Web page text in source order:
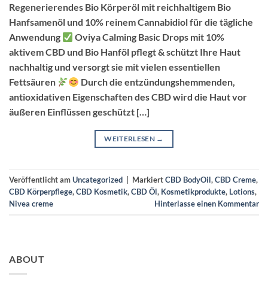
Regenerierendes Bio Körperöl mit reichhaltigem Bio
Hanfsamenöl und 10% reinem Cannabidiol für die tägliche
Anwendung
Oviya Calming Basic Drops mit 10%
aktivem CBD und Bio Hanföl pflegt & schützt Ihre Haut
nachhaltig und versorgt sie mit vielen essentiellen
Fettsäuren
Durch die entzündungshemmenden,
antioxidativen Eigenschaften des CBD wird die Haut vor
äußeren Einflüssen geschützt […]
WEITERLESEN →
Veröffentlicht amUncategorized MarkiertCBD BodyOil,CBD Creme,
CBD Körperpflege,CBD Kosmetik,CBD Öl, Kosmetikprodukte, Lotions,
Nivea creme
Hinterlasse einen Kommentar
ABOUT